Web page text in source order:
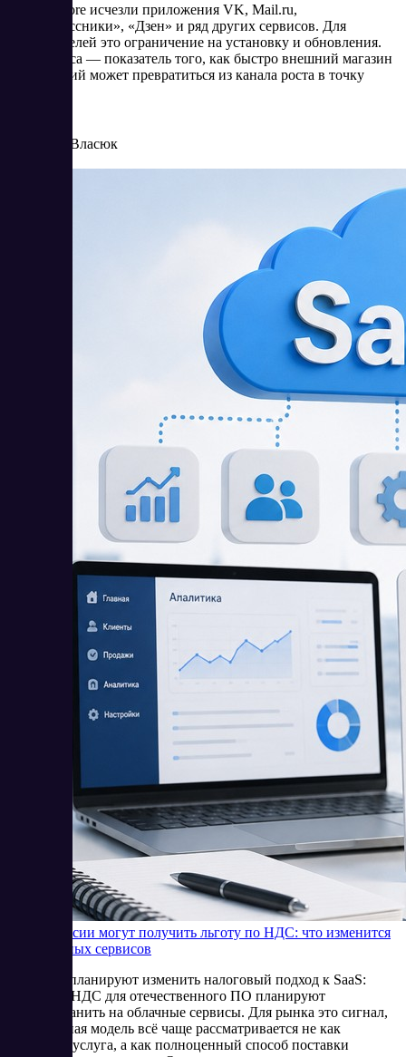
Из App Store исчезли приложения VK, Mail.ru,
«Одноклассники», «Дзен» и ряд других сервисов. Для
пользователей это ограничение на установку и обновления.
Для бизнеса — показатель того, как быстро внешний магазин
приложений может превратиться из канала роста в точку
Елена Власюк
SaaS в России могут получить льготу по НДС: что изменится
для облачных сервисов
В России планируют изменить налоговый подход к SaaS:
льготу по НДС для отечественного ПО планируют
распространить на облачные сервисы. Для рынка это сигнал,
что облачная модель всё чаще рассматривается не как
отдельная услуга, а как полноценный способ поставки